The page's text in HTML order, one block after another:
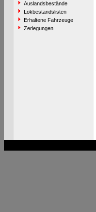
Auslandsbestände
Lokbestandslisten
Erhaltene Fahrzeuge
Zerlegungen